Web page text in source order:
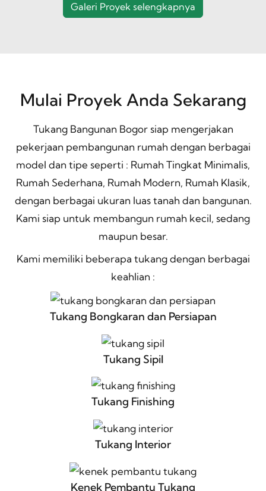
Galeri Proyek selengkapnya
Mulai Proyek Anda Sekarang
Tukang Bangunan Bogor siap mengerjakan
pekerjaan pembangunan rumah dengan berbagai
model dan tipe seperti : Rumah Tingkat Minimalis,
Rumah Sederhana, Rumah Modern, Rumah Klasik,
dengan berbagai ukuran luas tanah dan bangunan.
Kami siap untuk membangun rumah kecil, sedang
maupun besar.
Kami memiliki beberapa tukang dengan berbagai
keahlian :
Tukang Bongkaran dan Persiapan
Tukang Sipil
Tukang Finishing
Tukang Interior
Kenek Pembantu Tukang